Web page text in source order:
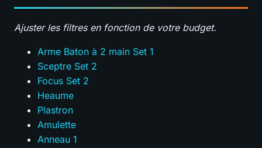
Ajuster les filtres en fonction de votre budget.
Arme Baton à 2 main Set 1
Sceptre Set 2
Focus Set 2
Heaume
Plastron
Amulette
Anneau 1